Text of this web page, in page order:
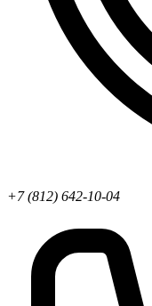
+7 (812) 642-10-04